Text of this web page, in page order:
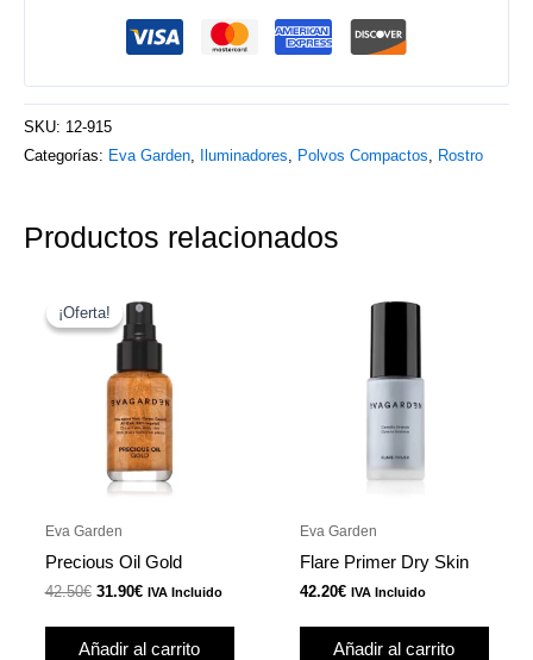
SKU: 12-915
Categorías: Eva Garden Iluminadores Polvos Compactos Rostro
Productos relacionados
¡Oferta!
¡Oferta!
Eva Garden
Precious Oil Gold
42.50€
precio
original
era:
42.50€.
31.90€
precio
actual
es:
31.90€.
IVA Incluido
Añadir al carrito
Eva Garden
Flare Primer Dry Skin
42.20€ IVA Incluido
Añadir al carrito